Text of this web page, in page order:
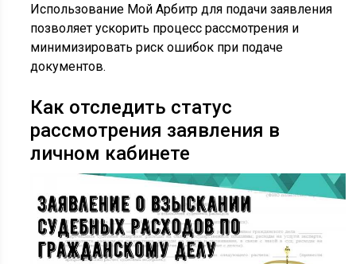
Использование Мой Арбитр для подачи заявления
позволяет ускорить процесс рассмотрения и
минимизировать риск ошибок при подаче
документов.
Как отследить статус
рассмотрения заявления в
личном кабинете